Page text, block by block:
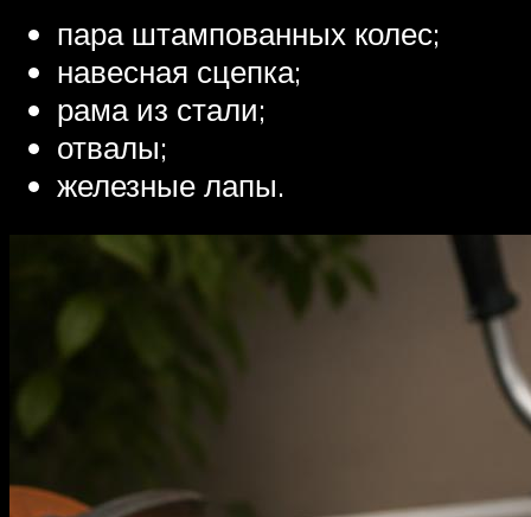
пара штампованных колес;
навесная сцепка;
рама из стали;
отвалы;
железные лапы.